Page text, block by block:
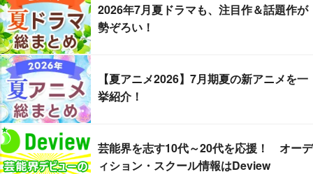
2026年7月夏ドラマも、注目作＆話題作が
勢ぞろい！
【夏アニメ2026】7月期夏の新アニメを一
挙紹介！
芸能界を志す10代～20代を応援！ オーデ
ィション・スクール情報はDeview